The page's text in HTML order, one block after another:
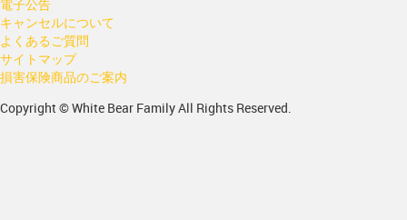
電子公告
キャンセルについて
よくあるご質問
サイトマップ
損害保険商品のご案内
Copyright © White Bear Family All Rights Reserved.